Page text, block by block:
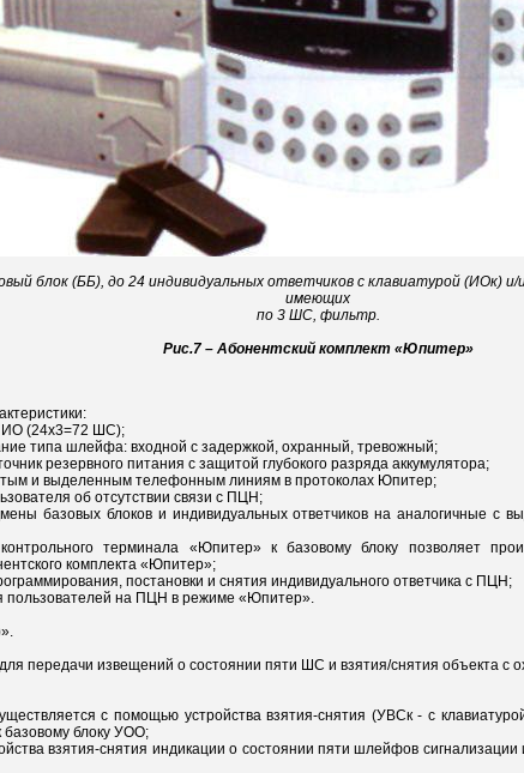
блок (ББ), до 24 индивидуальных ответчиков с клавиатурой (ИОк)
имеющих
по 3 ШС, фильтр.
Рис.7 – Абонентский комплект «Юпитер»
ИО (24x3=72 ШС);
типа шлейфа: входной с задержкой, охранный, тревожный;
резервного питания с защитой глубокого разряда аккумулятора;
и выделенным телефонным линиям в протоколах Юпитер;
об отсутствии связи с ПЦН;
базовых блоков и индивидуальных ответчиков на аналогичные
терминала «Юпитер» к базовому блоку позволяет
комплекта «Юпитер»;
постановки и снятия индивидуального ответчика с ПЦН;
пользователей на ПЦН в режиме «Юпитер».
передачи извещений о состоянии пяти ШС и взятия/снятия объекта с
с помощью устройства взятия-снятия (УВСк - с
базовому блоку УОО;
взятия-снятия индикации о состоянии пяти шлейфов